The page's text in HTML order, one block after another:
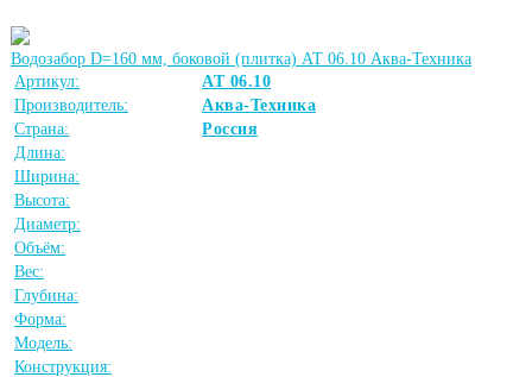
Водозабор D=160 мм, боковой (плитка) АТ 06.10 Аква-Техника
Артикул:
АТ 06.10
Производитель:
Аква-Техника
Страна:
Россия
Длина:
Ширина:
Высота:
Диаметр:
Объём:
Вес:
Глубина:
Форма:
Модель:
Конструкция: